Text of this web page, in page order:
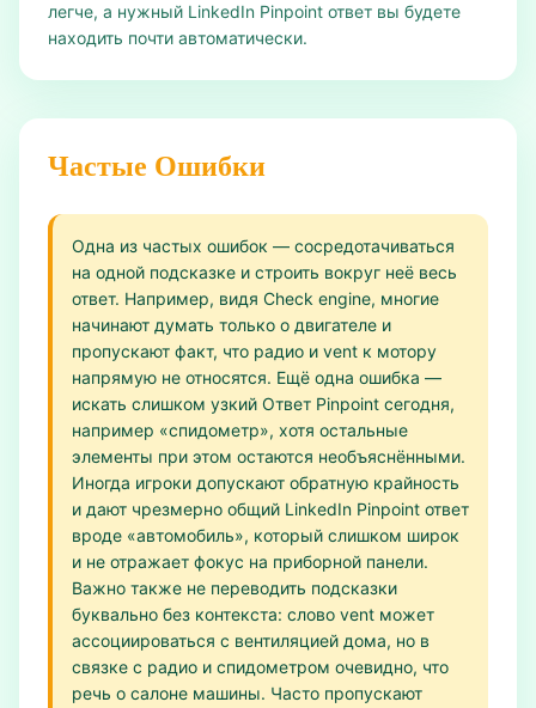
легче, а нужный LinkedIn Pinpoint ответ вы будете
находить почти автоматически.
Частые Ошибки
Одна из частых ошибок — сосредотачиваться
на одной подсказке и строить вокруг неё весь
ответ. Например, видя Check engine, многие
начинают думать только о двигателе и
пропускают факт, что радио и vent к мотору
напрямую не относятся. Ещё одна ошибка —
искать слишком узкий Ответ Pinpoint сегодня,
например «спидометр», хотя остальные
элементы при этом остаются необъяснёнными.
Иногда игроки допускают обратную крайность
и дают чрезмерно общий LinkedIn Pinpoint ответ
вроде «автомобиль», который слишком широк
и не отражает фокус на приборной панели.
Важно также не переводить подсказки
буквально без контекста: слово vent может
ассоциироваться с вентиляцией дома, но в
связке с радио и спидометром очевидно, что
речь о салоне машины. Часто пропускают